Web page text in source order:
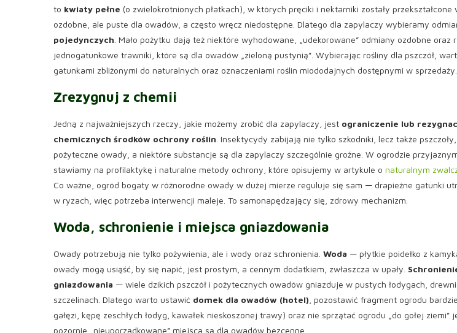
to kwiaty pełne (o zwielokrotnionych płatkach), w których pręciki i nektarniki zostały przekształcone
ozdobne, ale puste dla owadów, a często wręcz niedostępne. Dlatego dla zapylaczy wybieramy
pojedynczych . Mało pożytku dają też niektóre wyhodowane, „udekorowane” odmiany ozdobne oraz
jednogatunkowe trawniki, które są dla owadów „zieloną pustynią”. Wybierając rośliny dla pszczół,
gatunkami zbliżonymi do naturalnych oraz oznaczeniami roślin miododajnych dostępnymi w sprzedaży.
Zrezygnuj z chemii
Jedną z najważniejszych rzeczy, jakie możemy zrobić dla zapylaczy, jest ograniczenie lub
chemicznych środków ochrony roślin . Insektycydy zabijają nie tylko szkodniki, lecz także
pożyteczne owady, a niektóre substancje są dla zapylaczy szczególnie groźne. W ogrodzie
stawiamy na profilaktykę i naturalne metody ochrony, które opisujemy w artykule o naturalnym
Co ważne, ogród bogaty w różnorodne owady w dużej mierze reguluje się sam — drapieżne gatunki
w ryzach, więc potrzeba interwencji maleje. To samonapędzający się, zdrowy mechanizm.
Woda, schronienie i miejsca gniazdowania
Owady potrzebują nie tylko pożywienia, ale i wody oraz schronienia. Woda — płytkie poidełko z
owady mogą usiąść, by się napić, jest prostym, a cennym dodatkiem, zwłaszcza w upały.
gniazdowania — wiele dzikich pszczół i pożytecznych owadów gniazduje w pustych łodygach,
szczelinach. Dlatego warto ustawić domek dla owadów (hotel) , pozostawić fragment ogrodu
gałęzi, kępę zeschłych łodyg, kawałek nieskoszonej trawy) oraz nie sprzątać ogrodu „do gołej ziemi”
pozornie „nieuporządkowane” miejsca są dla owadów bezcenne.